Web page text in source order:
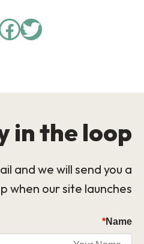
in the loop!
and we will send you a
when our site launches.
Name
*